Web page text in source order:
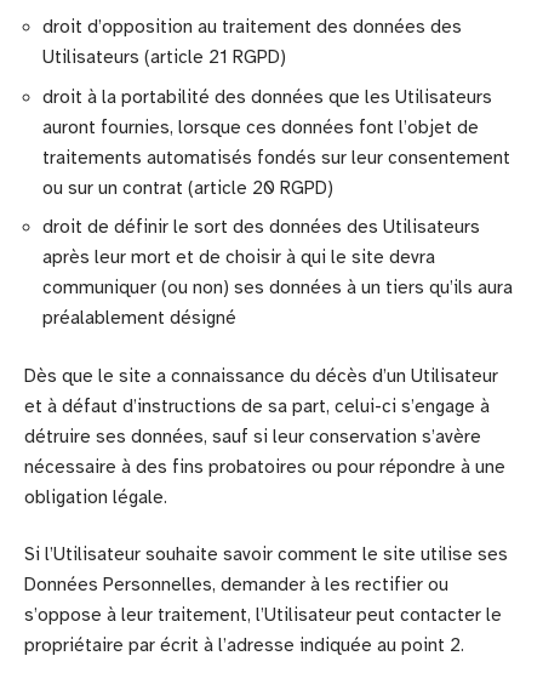
droit d’opposition au traitement des données des
Utilisateurs (article 21 RGPD)
droit à la portabilité des données que les Utilisateurs
auront fournies, lorsque ces données font l’objet de
traitements automatisés fondés sur leur consentement
ou sur un contrat (article 20 RGPD)
droit de définir le sort des données des Utilisateurs
après leur mort et de choisir à qui le site devra
communiquer (ou non) ses données à un tiers qu’ils aura
préalablement désigné
Dès que le site a connaissance du décès d’un Utilisateur
et à défaut d’instructions de sa part, celui-ci s’engage à
détruire ses données, sauf si leur conservation s’avère
nécessaire à des fins probatoires ou pour répondre à une
obligation légale.
Si l’Utilisateur souhaite savoir comment le site utilise ses
Données Personnelles, demander à les rectifier ou
s’oppose à leur traitement, l’Utilisateur peut contacter le
propriétaire par écrit à l’adresse indiquée au point 2.